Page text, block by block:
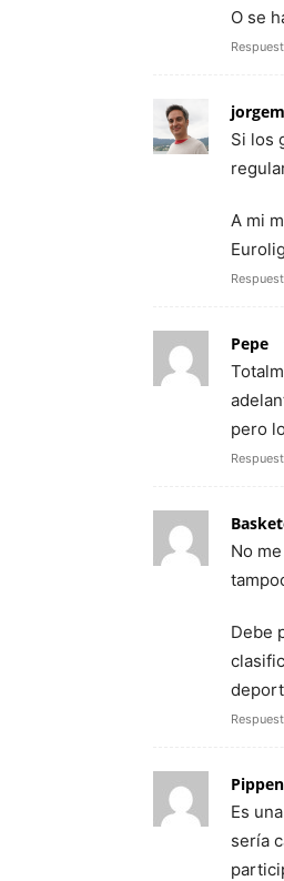
O se
Si los
A mi
Pepe
pero
No
Debe
Pippen
Es
sería